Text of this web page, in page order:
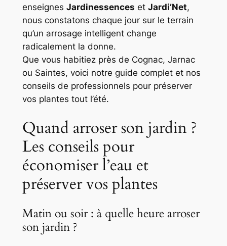
enseignes Jardinessences et Jardi’Net,
nous constatons chaque jour sur le terrain
qu’un arrosage intelligent change
radicalement la donne.
Que vous habitiez près de Cognac, Jarnac
ou Saintes, voici notre guide complet et nos
conseils de professionnels pour préserver
vos plantes tout l’été.
Quand arroser son jardin ?
Les conseils pour
économiser l’eau et
préserver vos plantes
Matin ou soir : à quelle heure arroser
son jardin ?